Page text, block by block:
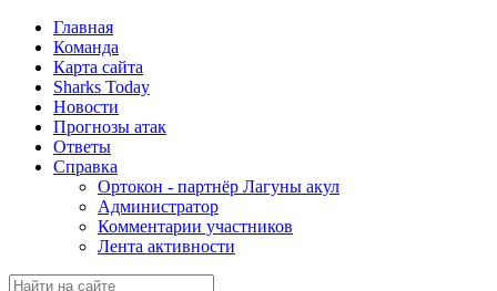
Главная
Команда
Карта сайта
Sharks Today
Новости
Прогнозы атак
Ответы
Справка
Ортокон - партнёр Лагуны акул
Администратор
Комментарии участников
Лента активности